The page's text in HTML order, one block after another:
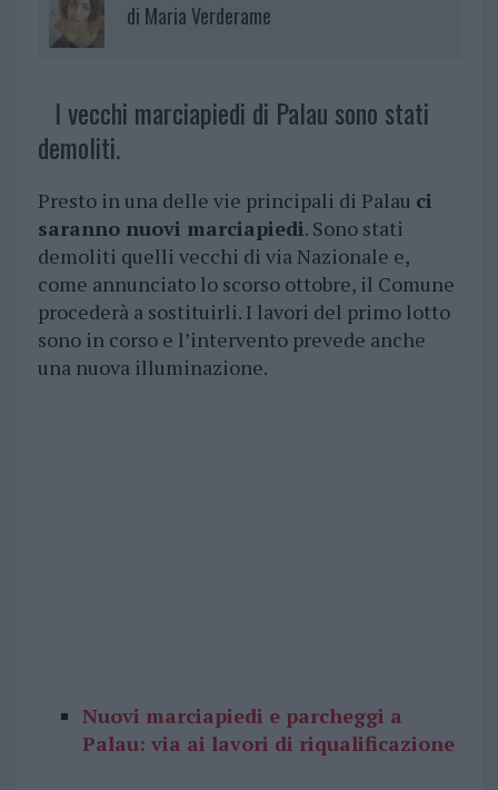
di Maria Verderame
I vecchi marciapiedi di Palau sono stati
demoliti.
Presto in una delle vie principali di Palau ci
saranno nuovi marciapiedi. Sono stati
demoliti quelli vecchi di via Nazionale e,
come annunciato lo scorso ottobre, il Comune
procederà a sostituirli. I lavori del primo lotto
sono in corso e l’intervento prevede anche
una nuova illuminazione.
Nuovi marciapiedi e parcheggi a
Palau: via ai lavori di riqualificazione